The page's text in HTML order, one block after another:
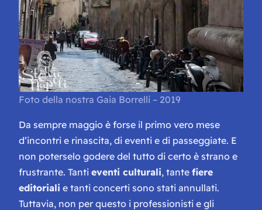
Foto della nostra Gaia Borrelli – 2019
Da sempre maggio è forse il primo vero mese
d’incontri e rinascita, di eventi e di passeggiate. E
non poterselo godere del tutto di certo è strano e
frustrante. Tanti eventi culturali, tante fiere
editoriali e tanti concerti sono stati annullati.
Tuttavia, non per questo i professionisti e gli